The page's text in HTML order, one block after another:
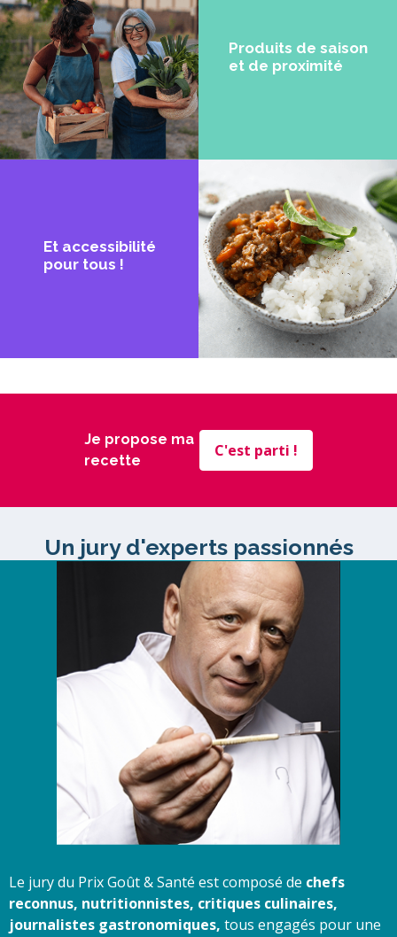
Produits de saison
et de proximité
Et accessibilité
pour tous !
Je propose ma
recette
C'est parti !
Un jury d'experts passionnés
Le jury du Prix Goût & Santé est composé de chefs
reconnus, nutritionnistes, critiques culinaires,
journalistes gastronomiques, tous engagés pour une